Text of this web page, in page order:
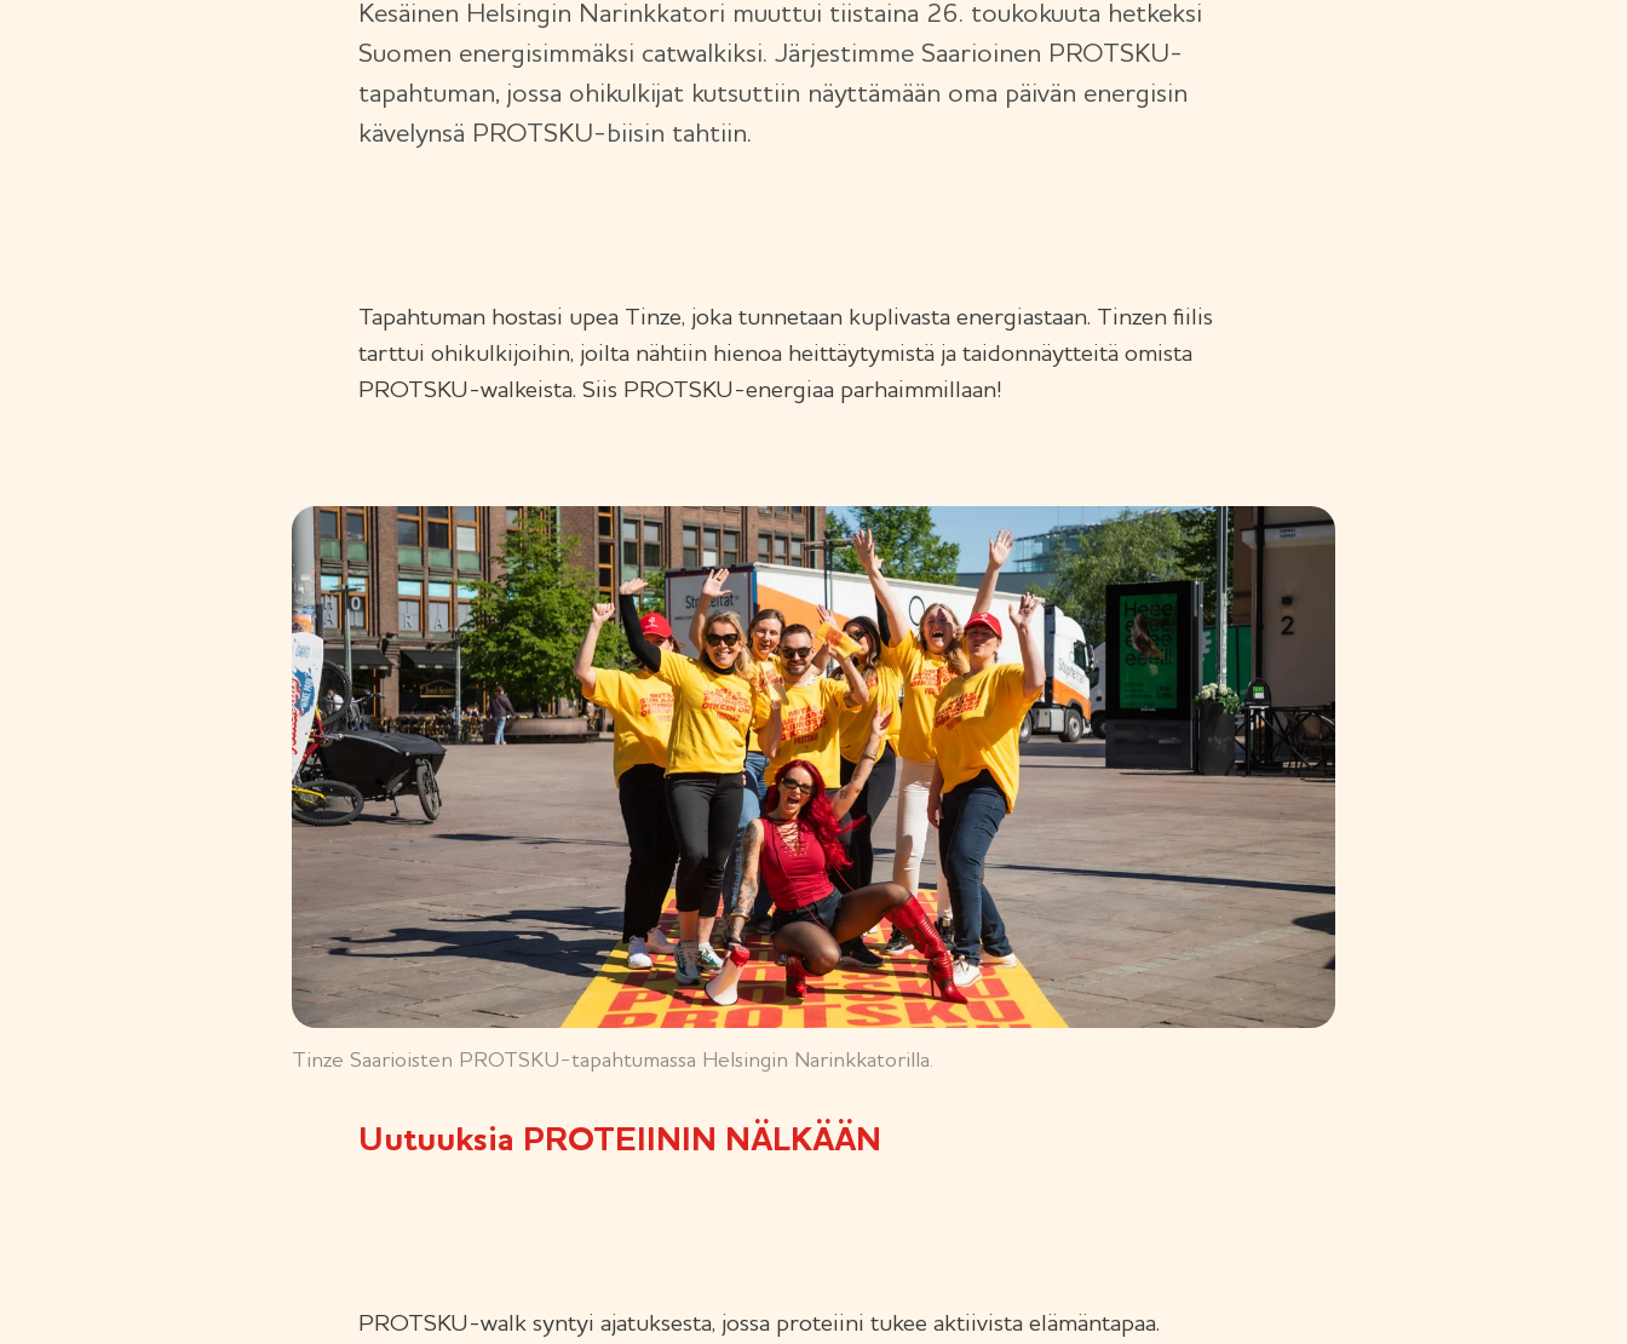
Kesäinen Helsingin Narinkkatori muuttui tiistaina 26. toukokuuta hetkeksi
Suomen energisimmäksi catwalkiksi. Järjestimme Saarioinen PROTSKU-
tapahtuman, jossa ohikulkijat kutsuttiin näyttämään oma päivän energisin
kävelynsä PROTSKU-biisin tahtiin.
Tapahtuman hostasi upea Tinze, joka tunnetaan kuplivasta energiastaan. Tinzen fiilis
tarttui ohikulkijoihin, joilta nähtiin hienoa heittäytymistä ja taidonnäytteitä omista
PROTSKU-walkeista. Siis PROTSKU-energiaa parhaimmillaan!
Tinze Saarioisten PROTSKU-tapahtumassa Helsingin Narinkkatorilla.
Uutuuksia PROTEIININ NÄLKÄÄN
PROTSKU-walk syntyi ajatuksesta, jossa proteiini tukee aktiivista elämäntapaa.